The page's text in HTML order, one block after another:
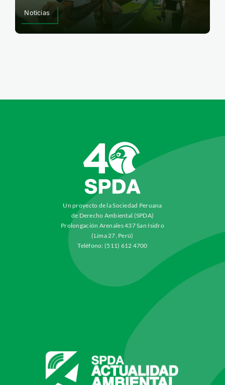
Noticias
Un proyecto de la Sociedad Peruana
de Derecho Ambiental (SPDA)
Prolongación Arenales 437 San Isidro
(Lima 27, Perú)
Teléfono: (511) 612 4700